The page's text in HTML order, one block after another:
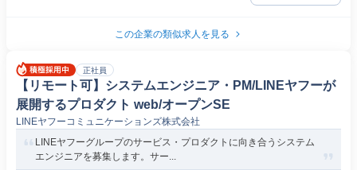
この企業の類似求人を見る
正社員
【リモート可】システムエンジニア・PM/LINEヤフーが
展開するプロダクト web/オープンSE
LINEヤフーコミュニケーションズ株式会社
LINEヤフーグループのサービス・プロダクトに向き合うシステム
エンジニアを募集します。サー...